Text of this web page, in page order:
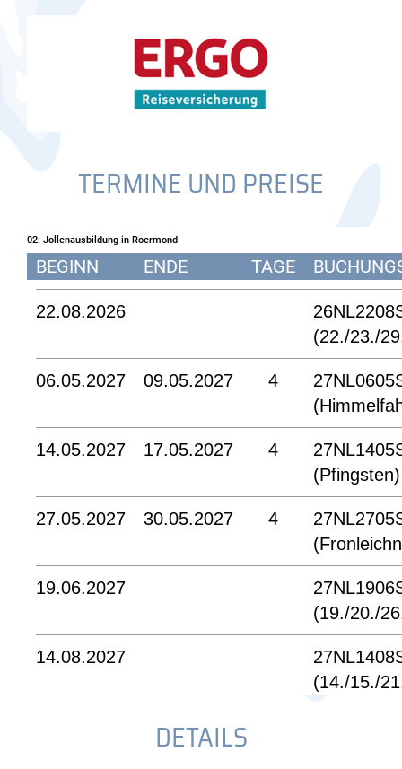
TERMINE UND PREISE
02: Jollenausbildung in Roermond
BEGINN ENDE TAGE
22.08.2026
(22./23./
06.05.2027 09.05.2027 4
14.05.2027 17.05.2027 4
(Pfingsten)
27.05.2027 30.05.2027 4
19.06.2027
(19./20./
14.08.2027
(14./15./
DETAILS